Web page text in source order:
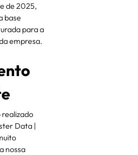
de 2025,
base
para a
empresa.
realizado
Data |
nossa